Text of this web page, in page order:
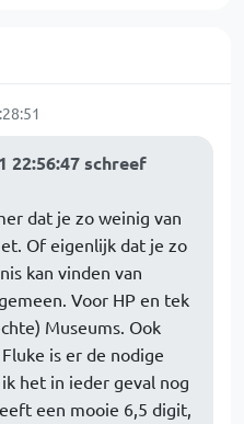
22:56:47 schreef
dat je zo weinig van
Of eigenlijk dat je zo
kan vinden van
Voor HP en tek
Museums. Ook
is er de nodige
het in ieder geval nog
een mooie 6,5 digit,